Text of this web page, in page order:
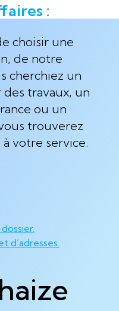
:
choisir une
de notre
cherchiez un
travaux, un
ou un
trouverez
votre service.
d’adresses.